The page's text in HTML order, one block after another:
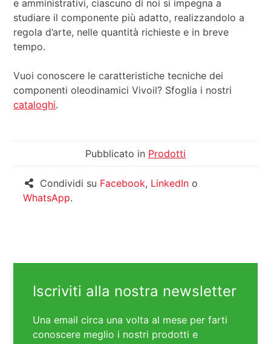
e amministrativi, ciascuno di noi si impegna a
studiare il componente più adatto, realizzandolo a
regola d’arte, nelle quantità richieste e in breve
tempo.
Vuoi conoscere le caratteristiche tecniche dei
componenti oleodinamici Vivoil? Sfoglia i nostri
cataloghi.
Pubblicato in Prodotti
Condividi su Facebook, LinkedIn o
WhatsApp.
Iscriviti alla nostra newsletter
Una email circa una volta al mese per farti
conoscere meglio i nostri prodotti e